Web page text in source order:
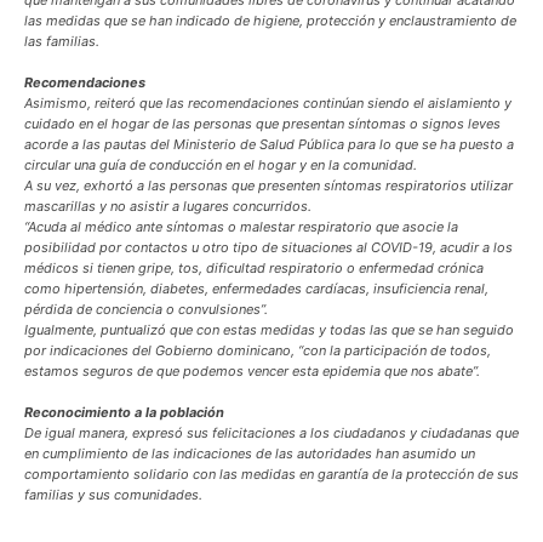
las medidas que se han indicado de higiene, protección y enclaustramiento de
las familias.
Recomendaciones
Asimismo, reiteró que las recomendaciones continúan siendo el aislamiento y
cuidado en el hogar de las personas que presentan síntomas o signos leves
acorde a las pautas del Ministerio de Salud Pública para lo que se ha puesto a
circular una guía de conducción en el hogar y en la comunidad.
A su vez, exhortó a las personas que presenten síntomas respiratorios utilizar
mascarillas y no asistir a lugares concurridos.
“Acuda al médico ante síntomas o malestar respiratorio que asocie la
posibilidad por contactos u otro tipo de situaciones al COVID-19, acudir a los
médicos si tienen gripe, tos, dificultad respiratorio o enfermedad crónica
como hipertensión, diabetes, enfermedades cardíacas, insuficiencia renal,
pérdida de conciencia o convulsiones”.
Igualmente, puntualizó que con estas medidas y todas las que se han seguido
por indicaciones del Gobierno dominicano, “con la participación de todos,
estamos seguros de que podemos vencer esta epidemia que nos abate”.
Reconocimiento a la población
De igual manera, expresó sus felicitaciones a los ciudadanos y ciudadanas que
en cumplimiento de las indicaciones de las autoridades han asumido un
comportamiento solidario con las medidas en garantía de la protección de sus
familias y sus comunidades.